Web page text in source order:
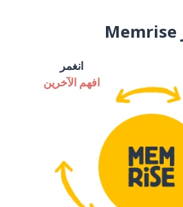
انغمر
افهم الآخرين